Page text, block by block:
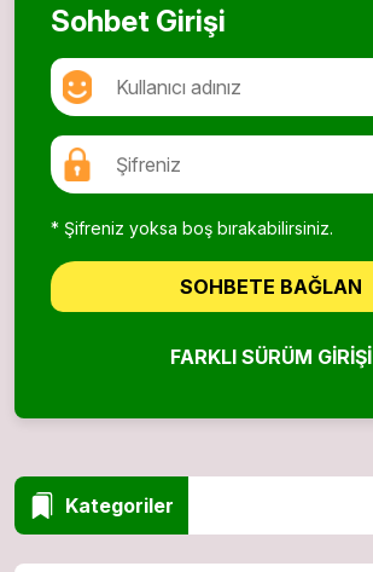
Sohbet Girişi
* Şifreniz yoksa boş bırakabilirsiniz.
SOHBETE BAĞLAN
FARKLI SÜRÜM GIRIŞI
Kategoriler